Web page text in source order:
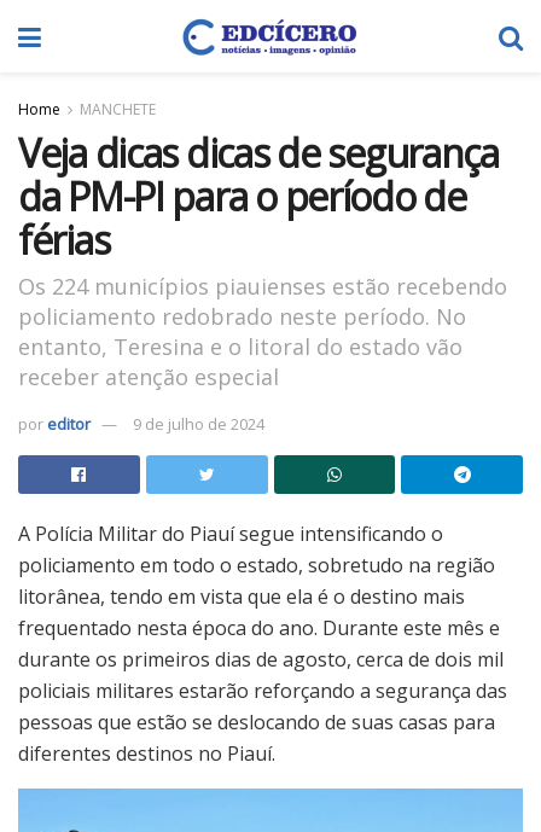
Home MANCHETE
Veja dicas dicas de segurança
da PM-PI para o período de
férias
Os 224 municípios piauienses estão recebendo
policiamento redobrado neste período. No
entanto, Teresina e o litoral do estado vão
receber atenção especial
por editor 9 de julho de 2024
A Polícia Militar do Piauí segue intensificando o
policiamento em todo o estado, sobretudo na região
litorânea, tendo em vista que ela é o destino mais
frequentado nesta época do ano. Durante este mês e
durante os primeiros dias de agosto, cerca de dois mil
policiais militares estarão reforçando a segurança das
pessoas que estão se deslocando de suas casas para
diferentes destinos no Piauí.